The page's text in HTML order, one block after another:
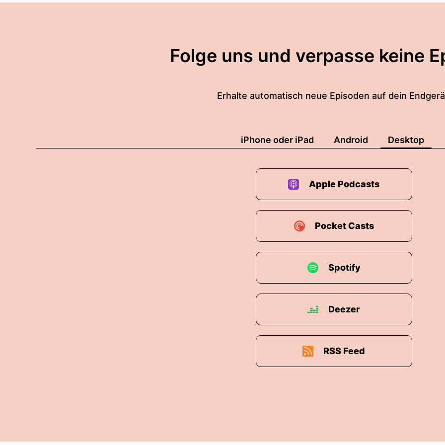
Folge uns und verpasse keine
Erhalte automatisch neue Episoden auf dein
iPhone oder iPad Android Desktop
Apple Podcasts
Pocket Casts
Spotify
Deezer
RSS Feed